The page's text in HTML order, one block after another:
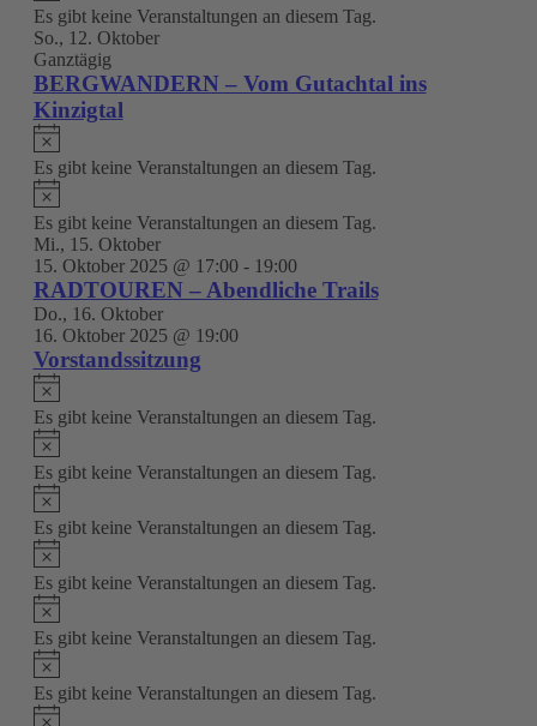
Es gibt keine Veranstaltungen an diesem Tag.
So., 12. Oktober
Ganztägig
BERGWANDERN – Vom Gutachtal ins
Kinzigtal
Hinweis
Es gibt keine Veranstaltungen an diesem Tag.
Hinweis
Es gibt keine Veranstaltungen an diesem Tag.
Mi., 15. Oktober
15. Oktober 2025 @ 17:00- 19:00
RADTOUREN – Abendliche Trails
Do., 16. Oktober
16. Oktober 2025 @ 19:00
Vorstandssitzung
Hinweis
Es gibt keine Veranstaltungen an diesem Tag.
Hinweis
Es gibt keine Veranstaltungen an diesem Tag.
Hinweis
Es gibt keine Veranstaltungen an diesem Tag.
Hinweis
Es gibt keine Veranstaltungen an diesem Tag.
Hinweis
Es gibt keine Veranstaltungen an diesem Tag.
Hinweis
Es gibt keine Veranstaltungen an diesem Tag.
Hinweis